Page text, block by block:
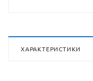
ХАРАКТЕРИСТИКИ